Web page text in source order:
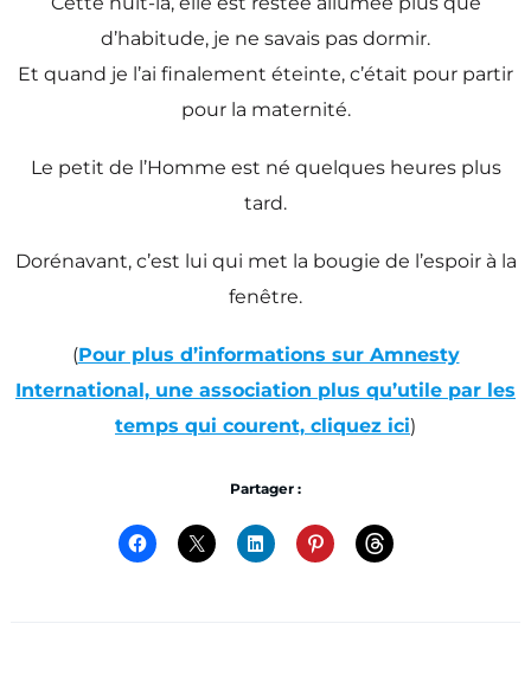
d’habitude, je ne savais pas dormir.
Et quand je l’ai finalement éteinte, c’était pour partir
pour la maternité.
Le petit de l’Homme est né quelques heures plus
tard.
Dorénavant, c’est lui qui met la bougie de l’espoir à la
fenêtre.
(Pour plus d’informations sur Amnesty
International, une association plus qu’utile par les
temps qui courent, cliquez ici)
Partager :